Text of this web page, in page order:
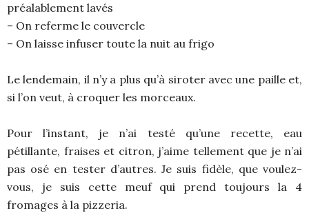
préalablement lavés
– On referme le couvercle
– On laisse infuser toute la nuit au frigo
Le lendemain, il n’y a plus qu’à siroter avec une paille et,
si l’on veut, à croquer les morceaux.
Pour l’instant, je n’ai testé qu’une recette, eau
pétillante, fraises et citron, j’aime tellement que je n’ai
pas osé en tester d’autres. Je suis fidèle, que voulez-
vous, je suis cette meuf qui prend toujours la 4
fromages à la pizzeria.